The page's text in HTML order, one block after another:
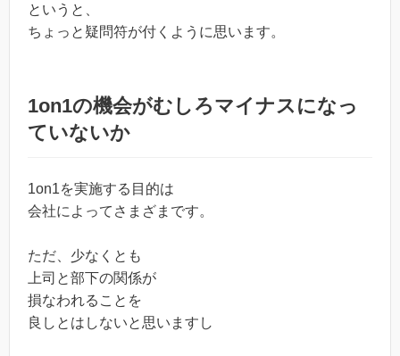
というと、
ちょっと疑問符が付くように思います。
1on1の機会がむしろマイナスになっ
ていないか
1on1を実施する目的は
会社によってさまざまです。
ただ、少なくとも
上司と部下の関係が
損なわれることを
良しとはしないと思いますし